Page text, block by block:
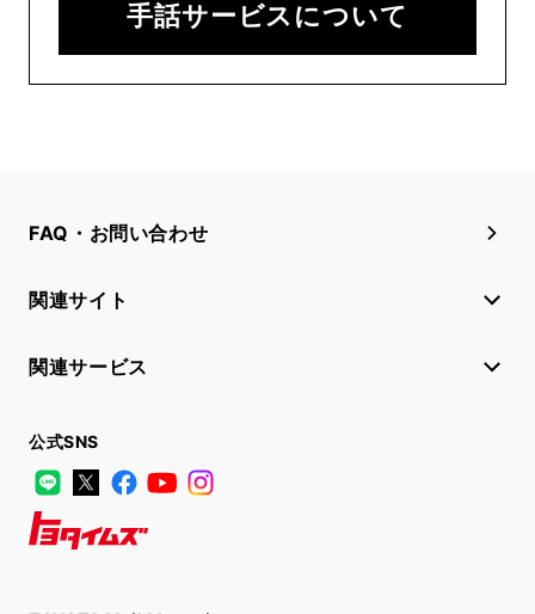
手話サービスについて
FAQ・お問い合わせ
関連サイト
関連サービス
公式SNS
LINE
X FacebookYouTube